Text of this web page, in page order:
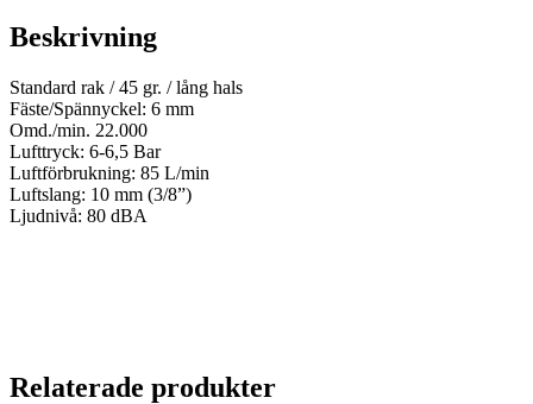
Beskrivning
Standard rak / 45 gr. / lång hals
Fäste/Spännyckel: 6 mm
Omd./min. 22.000
Lufttryck: 6-6,5 Bar
Luftförbrukning: 85 L/min
Luftslang: 10 mm (3/8”)
Ljudnivå: 80 dBA
Relaterade produkter